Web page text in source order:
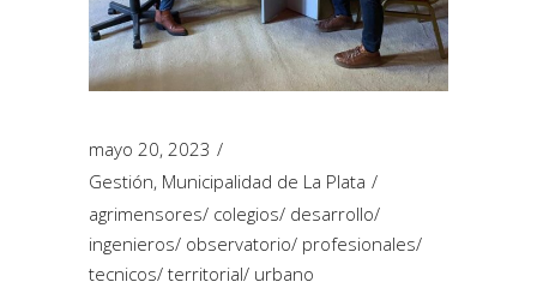
mayo 20, 2023
Gestión, Municipalidad de La Plata
agrimensores/ colegios/ desarrollo/
ingenieros/ observatorio/ profesionales/
tecnicos/ territorial/ urbano